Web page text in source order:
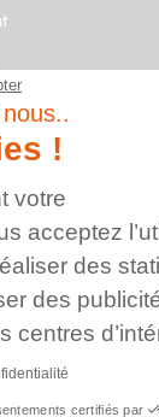
Plan du site
!
votre
acceptez
des
des
centres
certifiés par